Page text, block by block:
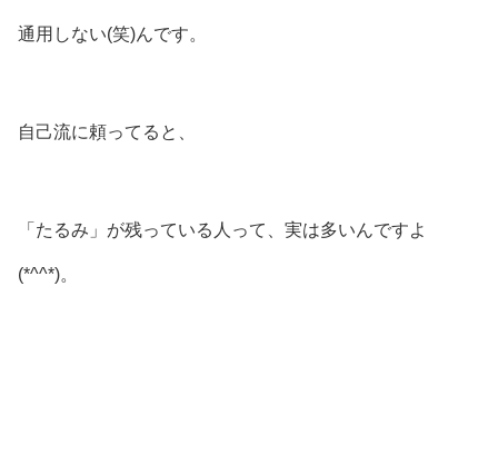
通用しない(笑)んです。
自己流に頼ってると、
「たるみ」が残っている人って、実は多いんですよ
(*^^*)。